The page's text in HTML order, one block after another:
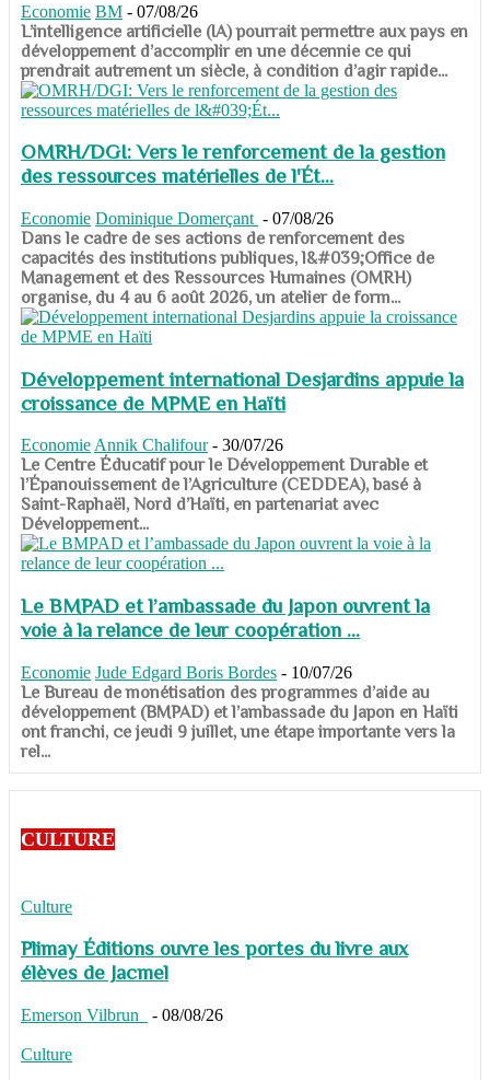
Economie BM - 07/08/26
​​​​​​​L’intelligence artificielle (IA) pourrait permettre aux pays en
développement d’accomplir en une décennie ce qui
prendrait autrement un siècle, à condition d’agir rapide...
OMRH/DGI: Vers le renforcement de la gestion
des ressources matérielles de l'Ét...
Economie Dominique Domerçant - 07/08/26
Dans le cadre de ses actions de renforcement des
capacités des institutions publiques, l&#039;Office de
Management et des Ressources Humaines (OMRH)
organise, du 4 au 6 août 2026, un atelier de form...
Développement international Desjardins appuie la
croissance de MPME en Haïti
Economie Annik Chalifour - 30/07/26
​​​​​​​Le Centre Éducatif pour le Développement Durable et
l’Épanouissement de l’Agriculture (CEDDEA), basé à
Saint-Raphaël, Nord d’Haïti, en partenariat avec
Développement...
Le BMPAD et l’ambassade du Japon ouvrent la
voie à la relance de leur coopération ...
Economie Jude Edgard Boris Bordes - 10/07/26
​​​​​​​Le Bureau de monétisation des programmes d’aide au
développement (BMPAD) et l’ambassade du Japon en Haïti
ont franchi, ce jeudi 9 juillet, une étape importante vers la
rel...
CULTURE
Culture
Plimay Éditions ouvre les portes du livre aux
élèves de Jacmel
Emerson Vilbrun - 08/08/26
Culture